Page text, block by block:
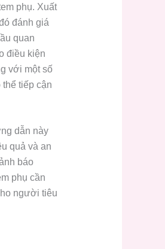
phụ. Xuất
đánh giá
quan
điều kiện
với một số
tiếp cận
dẫn này
quả và an
báo
phụ cần
người tiêu